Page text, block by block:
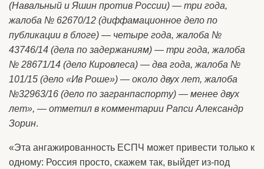
(Навальный и Яшин против России) — три года,
жалоба № 62670/12 (диффамационное дело по
публикации в блоге) — четыре года, жалоба №
43746/14 (дела по задержаниям) — три года, жалоба
№ 28671/14 (дело Кировлеса) — два года, жалоба №
101/15 (дело «Ив Роше») — около двух лет, жалоба
№32963/16 (дело по загранпаспорту) — менее двух
лет», — отметил в комментарии Рапси Александр
Зорин.
«Эта ангажированность ЕСПЧ может привести только к
одному: Россия просто, скажем так, выйдет из-под